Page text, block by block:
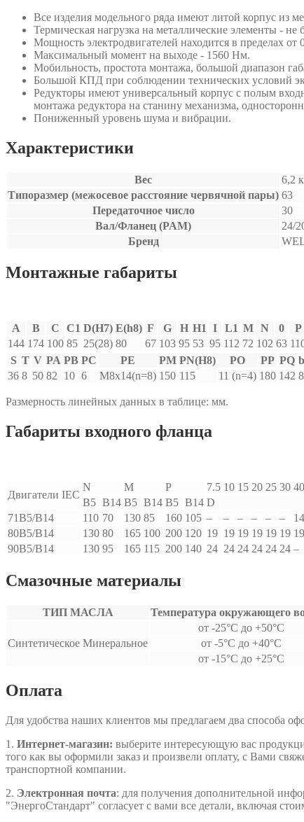
Все изделия модельного ряда имеют литой корпус из
Термическая нагрузка на металлические элементы - не
Мощность электродвигателей находится в пределах от
Максимальный момент на выходе - 1560 Нм.
Мобильность, простота монтажа, большой диапазон
Большой КПД при соблюдении технических условий
Редукторы имеют универсальный корпус с полым
монтажа редуктора на станину механизма,
Пониженный уровень шума и вибрации.
Характеристики
Вес
6,2
Типоразмер (межосевое расстояние червячной пары) 63
Передаточное число
30
Вал/Фланец (PAM)
24/
Бренд
Монтажные габариты
A B C C1 D(H7) E(h8) F G H H1 I L1 M N 0 P
144 174 100 85 25(28) 80 67 103 95 53 95 112 72 102 63
S T V PA PB PC PE PM PN(H8) PO PP PQ b
36 8 50 82 10 6 M8x14(n=8) 150 115 11 (n=4) 180 142 8
Размерность линейных данных в таблице: мм.
Габариты входного фланца
Двигатели IEC
N M P 7.5 10 15 20 25 30 40
B5 B14 B5 B14 B5 B14 D
71B5/B14
110 70 130 85 160 105 – – – – – – 14
80B5/B14
130 80 165 100 200 120 19 19 19 19 19 19 19
90B5/B14
130 95 165 115 200 140 24 24 24 24 24 24 –
Смазочные материалы
ТИП МАСЛА Температура окружающего
Синтетическое Минеральное
от -25°С до +50°С
от -5°С до +40°С
от -15°С до +25°С
Оплата
Для удобства наших клиентов мы предлагаем два способа
1. Интернет-магазин: выберите интересующую вас
того как вы оформили заказ и произвели оплату, с Вами
транспортной компании.
2. Электронная почта: для получения дополнительной
"ЭнергоСтандарт" согласует с вами все детали, включая